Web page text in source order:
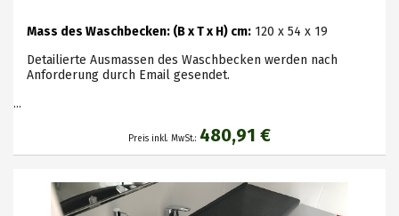
Mass des Waschbecken: (B x T x H) cm: 120 x 54 x 19
Detailierte Ausmassen des Waschbecken werden nach
Anforderung durch Email gesendet.
...
Preis inkl. MwSt.: 480,91 €